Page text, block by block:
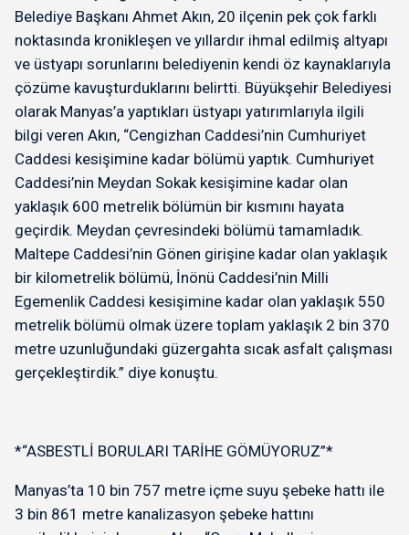
Belediye Başkanı Ahmet Akın, 20 ilçenin pek çok farklı
noktasında kronikleşen ve yıllardır ihmal edilmiş altyapı
ve üstyapı sorunlarını belediyenin kendi öz kaynaklarıyla
çözüme kavuşturduklarını belirtti. Büyükşehir Belediyesi
olarak Manyas’a yaptıkları üstyapı yatırımlarıyla ilgili
bilgi veren Akın, “Cengizhan Caddesi’nin Cumhuriyet
Caddesi kesişimine kadar bölümü yaptık. Cumhuriyet
Caddesi’nin Meydan Sokak kesişimine kadar olan
yaklaşık 600 metrelik bölümün bir kısmını hayata
geçirdik. Meydan çevresindeki bölümü tamamladık.
Maltepe Caddesi’nin Gönen girişine kadar olan yaklaşık
bir kilometrelik bölümü, İnönü Caddesi’nin Milli
Egemenlik Caddesi kesişimine kadar olan yaklaşık 550
metrelik bölümü olmak üzere toplam yaklaşık 2 bin 370
metre uzunluğundaki güzergahta sıcak asfalt çalışması
gerçekleştirdik.” diye konuştu.
*“ASBESTLİ BORULARI TARİHE GÖMÜYORUZ”*
Manyas’ta 10 bin 757 metre içme suyu şebeke hattı ile
3 bin 861 metre kanalizasyon şebeke hattını